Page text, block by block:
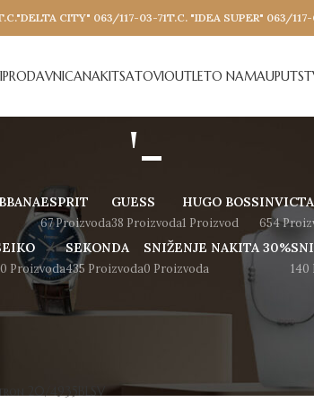
CITY" 063/117-03-71T.C. "IDEA SUPER" 063/
PRODAVNICANAKITSATOVIOUTLETO NAMA
'-
ESPRIT
67 Proizvoda
GUESS
38 Proizvoda
HUGO BOSS
1 Proizvod
INVICTA
654
Proizvoda
SEKONDA
435 Proizvoda
SNIŽENJE NAKITA 30%
0 Proizvoda 140
20/4935BLSV